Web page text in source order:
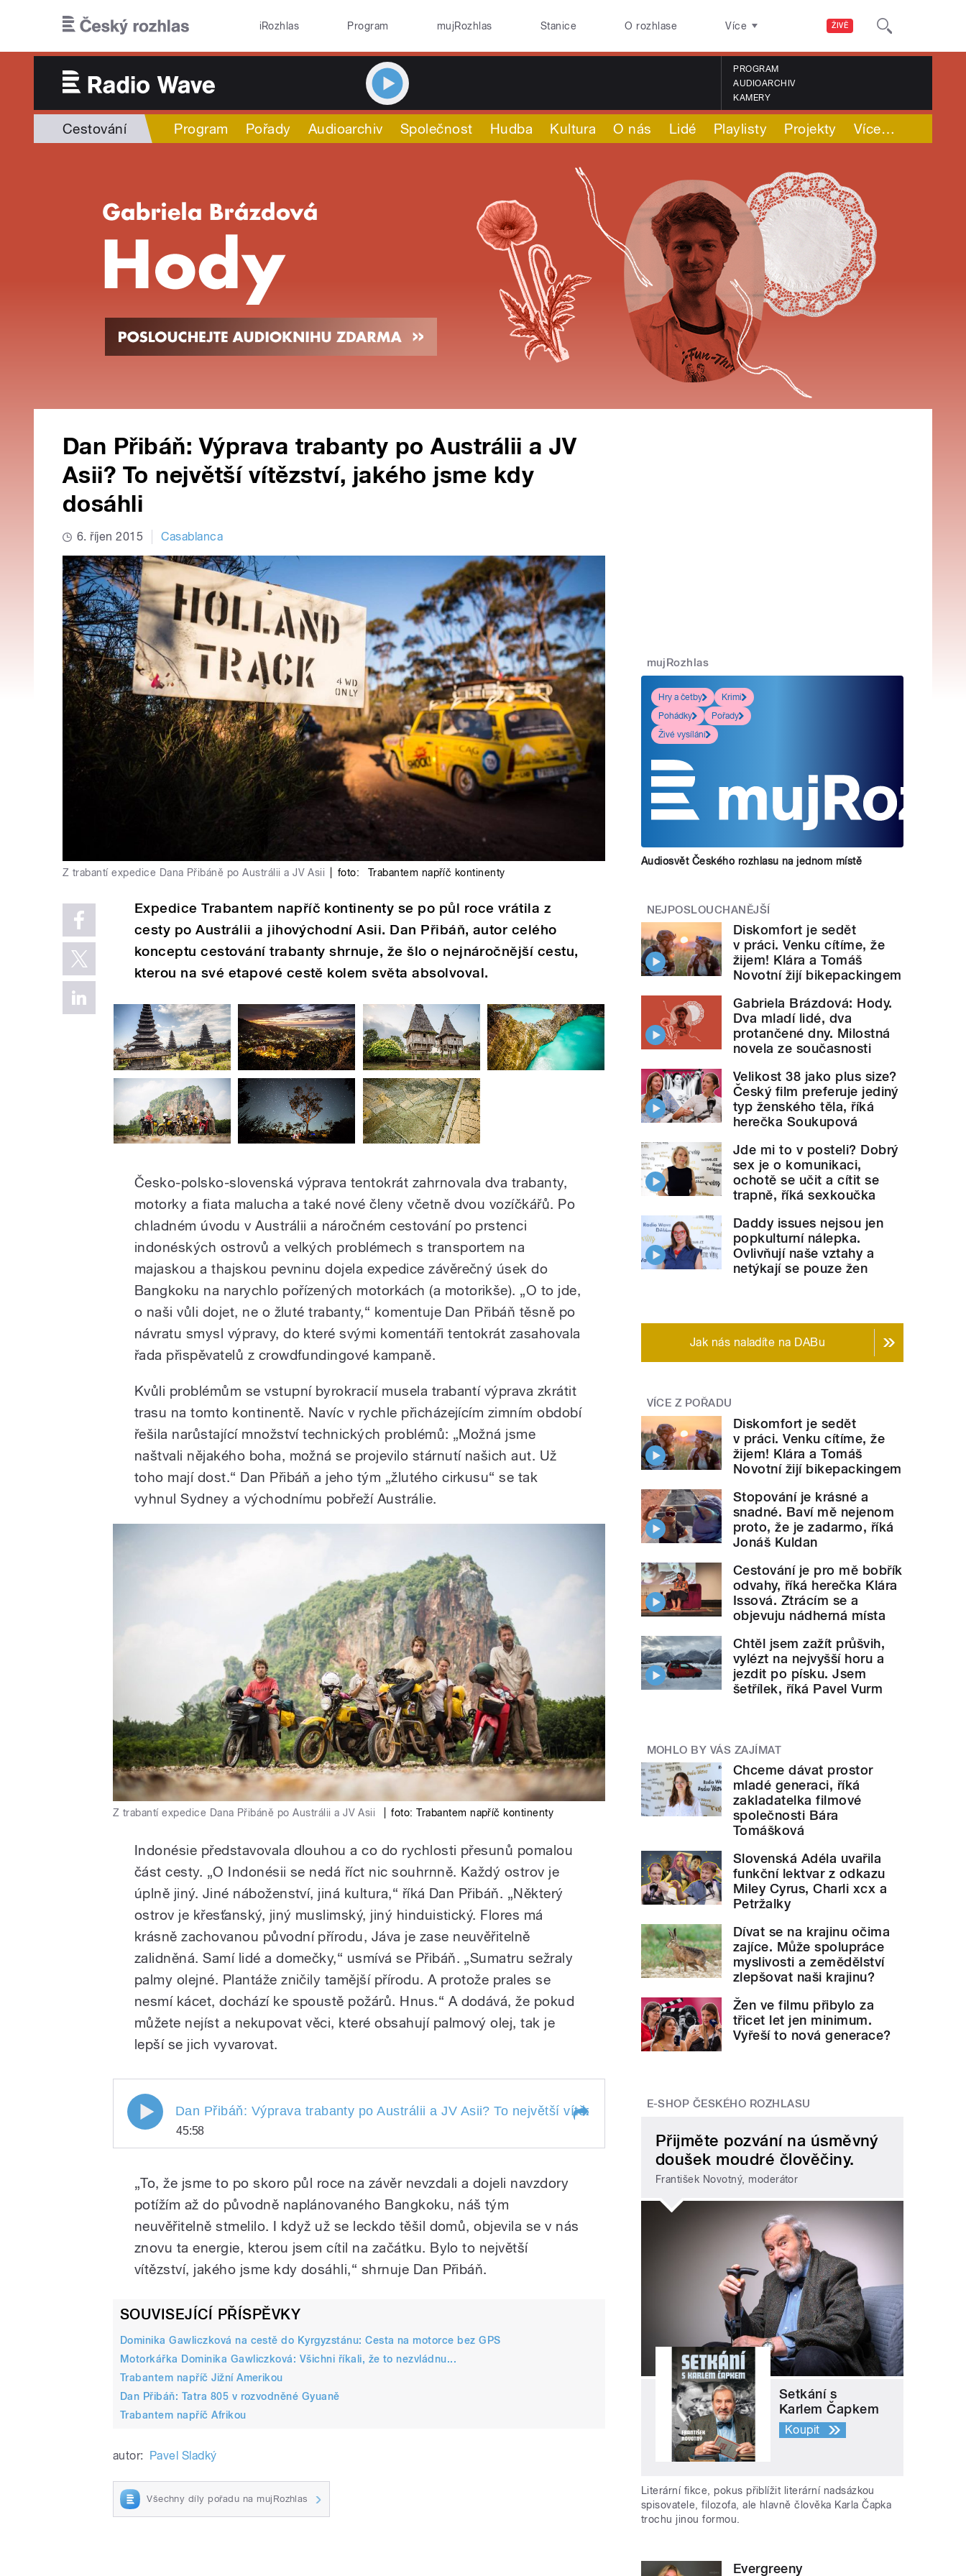
ŽIVĚ
iRozhlas Program mujRozhlas Stanice O rozhlase Více
PROGRAM
AUDIOARCHIV
KAMERY
Cestování Program Pořady Audioarchiv Společnost Hudba Kultura O nás Lidé Playlisty Projekty Více…
Dan Přibáň: Výprava trabanty po Austrálii a JV
Asii? To největší vítězství, jakého jsme kdy
dosáhli
6. říjen 2015 Casablanca
Z trabantí expedice Dana Přibáně po Austrálii a JV Asii foto: Trabantem napříč kontinenty
Expedice Trabantem napříč kontinenty se po půl roce vrátila z
cesty po Austrálii a jihovýchodní Asii. Dan Přibáň, autor celého
konceptu cestování trabanty shrnuje, že šlo o nejnáročnější cestu,
kterou na své etapové cestě kolem světa absolvoval.
Česko-polsko-slovenská výprava tentokrát zahrnovala dva trabanty,
motorky a fiata malucha a také nové členy včetně dvou vozíčkářů. Po
chladném úvodu v Austrálii a náročném cestování po prstenci
indonéských ostrovů a velkých problémech s transportem na
majaskou a thajskou pevninu dojela expedice závěrečný úsek do
Bangkoku na narychlo pořízených motorkách (a motorikše). „O to jde,
o naši vůli dojet, ne o žluté trabanty,“ komentuje Dan Přibáň těsně po
návratu smysl výpravy, do které svými komentáři tentokrát zasahovala
řada přispěvatelů z crowdfundingové kampaně.
Kvůli problémům se vstupní byrokracií musela trabantí výprava zkrátit
trasu na tomto kontinentě. Navíc v rychle přicházejícím zimním období
řešila narůstající množství technických problémů: „Možná jsme
naštvali nějakého boha, možná se projevilo stárnutí našich aut. Už
toho mají dost.“ Dan Přibáň a jeho tým „žlutého cirkusu“ se tak
vyhnul Sydney a východnímu pobřeží Austrálie.
Z trabantí expedice Dana Přibáně po Austrálii a JV Asii foto: Trabantem napříč kontinenty
Indonésie představovala dlouhou a co do rychlosti přesunů pomalou
část cesty. „O Indonésii se nedá říct nic souhrnně. Každý ostrov je
úplně jiný. Jiné náboženství, jiná kultura,“ říká Dan Přibáň. „Některý
ostrov je křesťanský, jiný muslimský, jiný hinduistický. Flores má
krásně zachovanou původní přírodu, Jáva je zase neuvěřitelně
zalidněná. Samí lidé a domečky,“ usmívá se Přibáň. „Sumatru sežraly
palmy olejné. Plantáže zničily tamější přírodu. A protože prales se
nesmí kácet, dochází ke spoustě požárů. Hnus.“ A dodává, že pokud
můžete nejíst a nekupovat věci, které obsahují palmový olej, tak je
lepší se jich vyvarovat.
Dan Přibáň: Výprava trabanty po Austrálii a JV Asii? To největší
vítězství, jakého jsme kdy dosáhli
/
pause
Dan Přibáň: Výprava trabanty po Austrálii a JV Asii? To největší vítězství, jakého jsme kdy dosáhli" style="">
45:58
JV Asii? To největší vítězství, jakého jsme
„To, že jsme to po skoro půl roce na závěr nevzdali a dojeli navzdory
potížím až do původně naplánovaného Bangkoku, náš tým
neuvěřitelně stmelilo. I když už se leckdo těšil domů, objevila se v nás
znovu ta energie, kterou jsem cítil na začátku. Bylo to největší
vítězství, jakého jsme kdy dosáhli,“ shrnuje Dan Přibáň.
SOUVISEJÍCÍ PŘÍSPĚVKY
Dominika Gawliczková na cestě do Kyrgyzstánu: Cesta na motorce bez GPS
Motorkářka Dominika Gawliczková: Všichni říkali, že to nezvládnu...
Trabantem napříč Jižní Amerikou
Dan Přibáň: Tatra 805 v rozvodněné Gyuaně
Trabantem napříč Afrikou
autor: Pavel Sladký
Všechny díly pořadu na mujRozhlas
mujRozhlas
Hry a četby
Krimi
Pohádky
Pořady
Živé vysílání
Audiosvět Českého rozhlasu na jednom místě
NEJPOSLOUCHANĚJŠÍ
Diskomfort je sedět
v práci. Venku cítíme, že
žijem! Klára a Tomáš
Novotní žijí bikepackingem
Gabriela Brázdová: Hody.
Dva mladí lidé, dva
protančené dny. Milostná
novela ze současnosti
Velikost 38 jako plus size?
Český film preferuje jediný
typ ženského těla, říká
herečka Soukupová
Jde mi to v posteli? Dobrý
sex je o komunikaci,
ochotě se učit a cítit se
trapně, říká sexkoučka
Daddy issues nejsou jen
popkulturní nálepka.
Ovlivňují naše vztahy a
netýkají se pouze žen
Jak nás naladíte na DABu
VÍCE Z POŘADU
Diskomfort je sedět
v práci. Venku cítíme, že
žijem! Klára a Tomáš
Novotní žijí bikepackingem
Stopování je krásné a
snadné. Baví mě nejenom
proto, že je zadarmo, říká
Jonáš Kuldan
Cestování je pro mě bobřík
odvahy, říká herečka Klára
Issová. Ztrácím se a
objevuju nádherná místa
Chtěl jsem zažít průšvih,
vylézt na nejvyšší horu a
jezdit po písku. Jsem
šetřílek, říká Pavel Vurm
MOHLO BY VÁS ZAJÍMAT
Chceme dávat prostor
mladé generaci, říká
zakladatelka filmové
společnosti Bára
Tomášková
Slovenská Adéla uvařila
funkční lektvar z odkazu
Miley Cyrus, Charli xcx a
Petržalky
Dívat se na krajinu očima
zajíce. Může spolupráce
myslivosti a zemědělství
zlepšovat naši krajinu?
Žen ve filmu přibylo za
třicet let jen minimum.
Vyřeší to nová generace?
E-SHOP ČESKÉHO ROZHLASU
Přijměte pozvání na úsměvný
doušek moudré člověčiny.
František Novotný, moderátor
Setkání s
Karlem Čapkem
Koupit
Literární fikce, pokus přiblížit literární nadsázkou
spisovatele, filozofa, ale hlavně člověka Karla Čapka
trochu jinou formou.
Evergreeny